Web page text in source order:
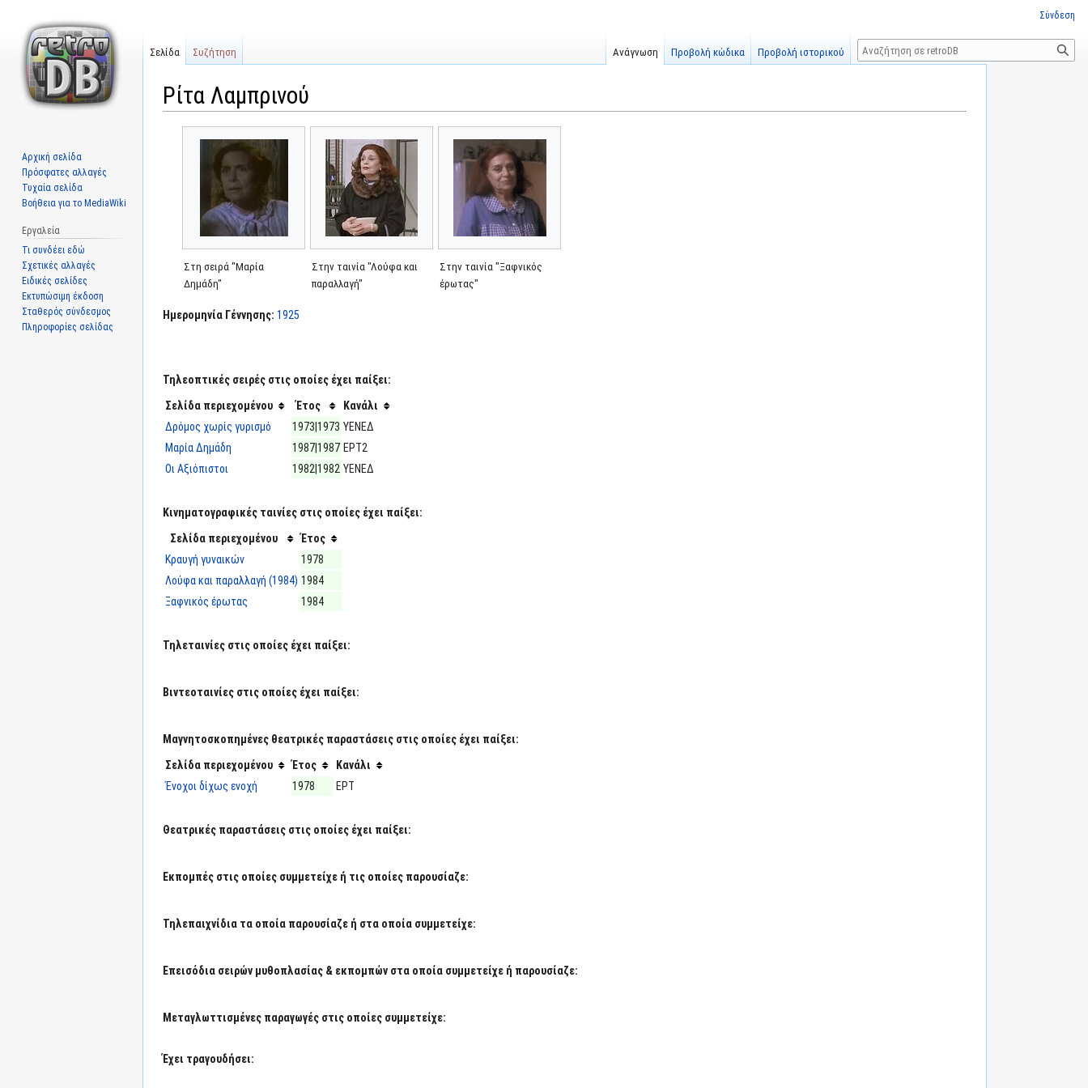
Ρίτα Λαμπρινού
Στη σειρά "Μαρία
Δημάδη"
Στην ταινία "Λούφα και
παραλλαγή"
Στην ταινία "Ξαφνικός
έρωτας"
Ημερομηνία Γέννησης: 1925
Τηλεοπτικές σειρές στις οποίες έχει παίξει:
Σελίδα περιεχομένου
Έτος
Κανάλι
Δρόμος χωρίς γυρισμό
1973|1973 ΥΕΝΕΔ
Μαρία Δημάδη
1987|1987 ΕΡΤ2
Οι Αξιόπιστοι
1982|1982 ΥΕΝΕΔ
Κινηματογραφικές ταινίες στις οποίες έχει παίξει:
Σελίδα περιεχομένου
Έτος
Κραυγή γυναικών
1978
Λούφα και παραλλαγή (1984) 1984
Ξαφνικός έρωτας
1984
Τηλεταινίες στις οποίες έχει παίξει:
Βιντεοταινίες στις οποίες έχει παίξει:
Μαγνητοσκοπημένες θεατρικές παραστάσεις στις οποίες έχει παίξει:
Σελίδα περιεχομένου
Έτος
Κανάλι
Ένοχοι δίχως ενοχή
1978 ΕΡΤ
Θεατρικές παραστάσεις στις οποίες έχει παίξει:
Εκπομπές στις οποίες συμμετείχε ή τις οποίες παρουσίαζε:
Τηλεπαιχνίδια τα οποία παρουσίαζε ή στα οποία συμμετείχε:
Επεισόδια σειρών μυθοπλασίας & εκπομπών στα οποία συμμετείχε ή παρουσίαζε:
Μεταγλωττισμένες παραγωγές στις οποίες συμμετείχε:
Έχει τραγουδήσει:
Σύνδεση
Σελίδα Συζήτηση Ανάγνωση Προβολή κώδικα Προβολή ιστορικού
Αναζήτηση
Αρχική σελίδα
Πρόσφατες αλλαγές
Τυχαία σελίδα
Βοήθεια για το MediaWiki
Εργαλεία
Τι συνδέει εδώ
Σχετικές αλλαγές
Ειδικές σελίδες
Εκτυπώσιμη έκδοση
Σταθερός σύνδεσμος
Πληροφορίες σελίδας